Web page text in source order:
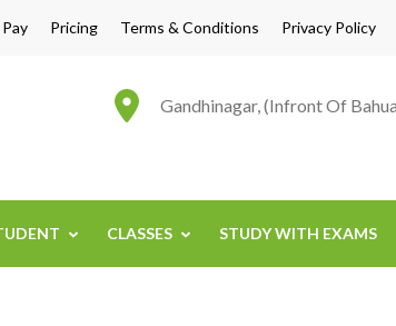
Pricing Terms & Conditions Privacy Policy
Gandhinagar, (Infront Of
CLASSES STUDY WITH EXAMS